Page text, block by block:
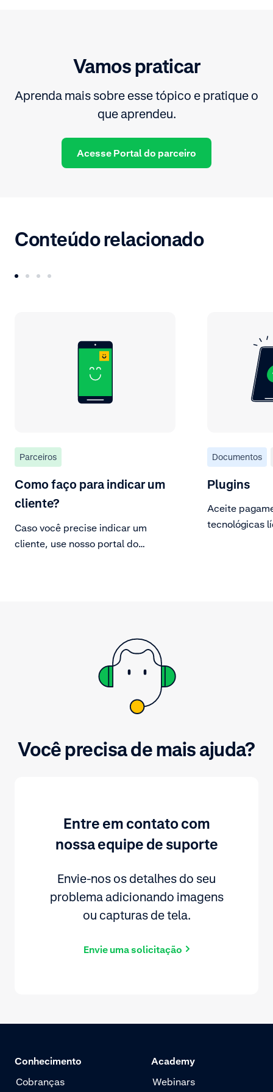
Vamos praticar
Aprenda mais sobre esse tópico e pratique o
que aprendeu.
Acesse Portal do parceiro
Conteúdo relacionado
Parceiros
Como faço para indicar um
cliente?
Caso você precise indicar um
cliente, use nosso portal do
Documentos
Plugins
Aceite
tecnológicas
Você precisa de mais ajuda?
Entre em contato com
nossa equipe de suporte
Envie-nos os detalhes do seu
problema adicionando imagens
ou capturas de tela.
Envie uma solicitação
Conhecimento
Cobranças
Academy
Webinars